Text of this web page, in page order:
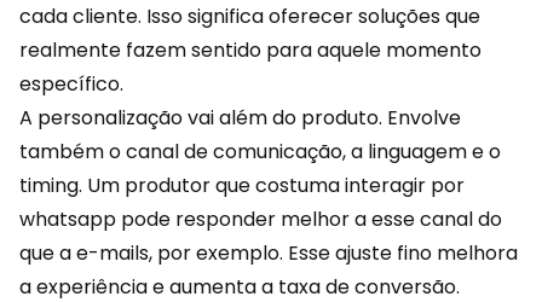
cada cliente. Isso significa oferecer soluções que
realmente fazem sentido para aquele momento
específico.
A personalização vai além do produto. Envolve
também o canal de comunicação, a linguagem e o
timing. Um produtor que costuma interagir por
whatsapp pode responder melhor a esse canal do
que a e-mails, por exemplo. Esse ajuste fino melhora
aexperiênciae aumenta a taxa de conversão.